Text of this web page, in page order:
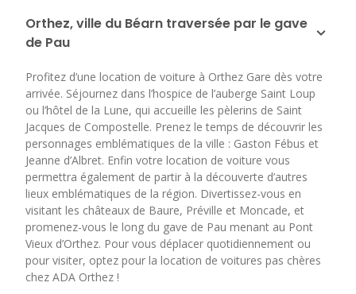
Orthez, ville du Béarn traversée par le gave
de Pau
Profitez d’une location de voiture à Orthez Gare dès votre
arrivée. Séjournez dans l’hospice de l’auberge Saint Loup
ou l’hôtel de la Lune, qui accueille les pèlerins de Saint
Jacques de Compostelle. Prenez le temps de découvrir les
personnages emblématiques de la ville : Gaston Fébus et
Jeanne d’Albret. Enfin votre location de voiture vous
permettra également de partir à la découverte d’autres
lieux emblématiques de la région. Divertissez-vous en
visitant les châteaux de Baure, Préville et Moncade, et
promenez-vous le long du gave de Pau menant au Pont
Vieux d’Orthez. Pour vous déplacer quotidiennement ou
pour visiter, optez pour la location de voitures pas chères
chez ADA Orthez !